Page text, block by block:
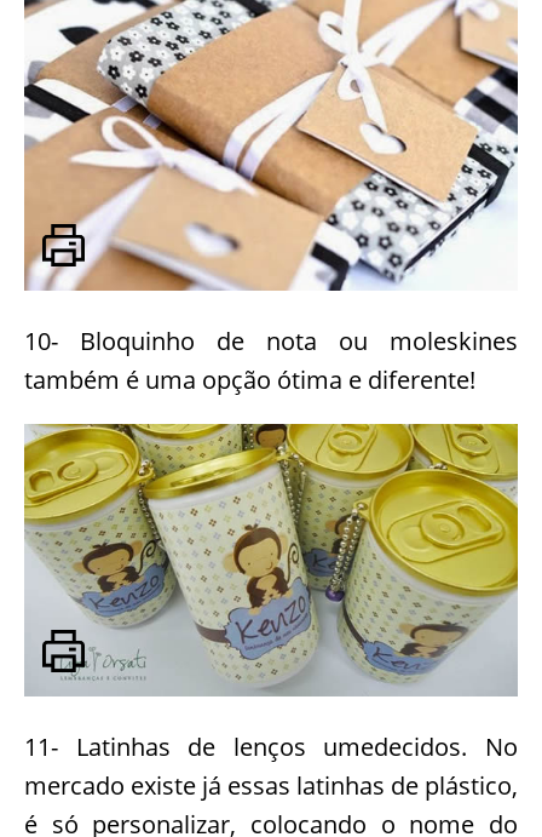
10- Bloquinho de nota ou moleskines
também é uma opção ótima e diferente!
11- Latinhas de lenços umedecidos. No
mercado existe já essas latinhas de plástico,
é só personalizar, colocando o nome do